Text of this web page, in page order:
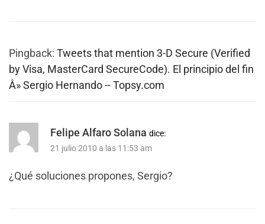
Pingback: Tweets that mention 3-D Secure (Verified
by Visa, MasterCard SecureCode). El principio del fin
Â» Sergio Hernando -- Topsy.com
Felipe Alfaro Solana dice:
21 julio 2010 a las 11:53 am
¿Qué soluciones propones, Sergio?